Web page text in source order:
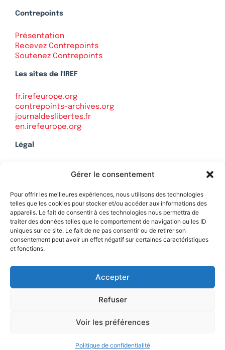
Gérer le consentement
Pour offrir les meilleures expériences, nous utilisons des technologies
telles que les cookies pour stocker et/ou accéder aux informations des
appareils. Le fait de consentir à ces technologies nous permettra de
traiter des données telles que le comportement de navigation ou les ID
uniques sur ce site. Le fait de ne pas consentir ou de retirer son
consentement peut avoir un effet négatif sur certaines caractéristiques
et fonctions.
Accepter
Refuser
Voir les préférences
Politique de confidentialité
Contrepoints
Présentation
Recevez Contrepoints
Soutenez Contrepoints
Les sites de l'IREF
fr.irefeurope.org
contrepoints-archives.org
journaldeslibertes.fr
en.irefeurope.org
Légal
Politique de confidentialité
Contact
Soutenez Contrepoints
une réalisation SCENE 64